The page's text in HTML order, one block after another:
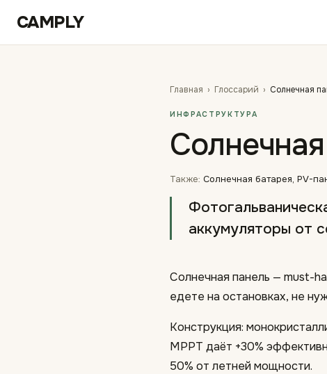
CAMPLY
Главная › Глоссарий › Солнечная
ИНФРАСТРУКТУРА
Также: Солнечная батарея, PV-
аккумуляторы от
Солнечная панель — must-
едете на остановках, не
Конструкция:
MPPT даёт +30%
50% от летней мощности.